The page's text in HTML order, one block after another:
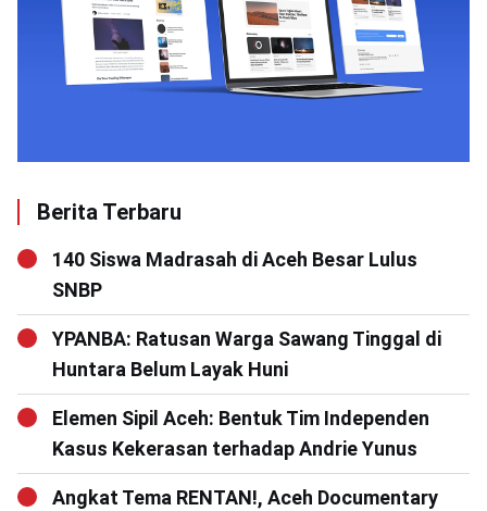
Berita Terbaru
140 Siswa Madrasah di Aceh Besar Lulus
SNBP
YPANBA: Ratusan Warga Sawang Tinggal di
Huntara Belum Layak Huni
Elemen Sipil Aceh: Bentuk Tim Independen
Kasus Kekerasan terhadap Andrie Yunus
Angkat Tema RENTAN!, Aceh Documentary